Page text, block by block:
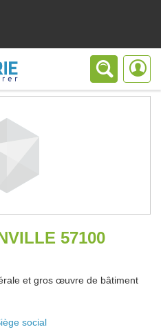
57100
et gros œuvre de bâtiment
social